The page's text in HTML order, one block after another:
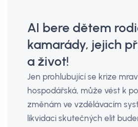
AI bere dětem
kamarády, jejich
a život!
Jen prohlubující se krize
hospodářská, může vést k
změnám ve vzdělávacím
likvidaci skutečných elit